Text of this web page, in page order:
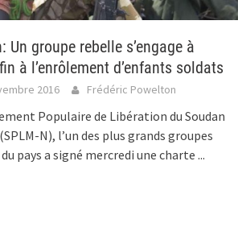
Un groupe rebelle s’engage à
à l’enrôlement d’enfants soldats
2016 Frédéric Powelton
Populaire de Libération du Soudan
N), l’un des plus grands groupes
pays a signé mercredi une charte ...